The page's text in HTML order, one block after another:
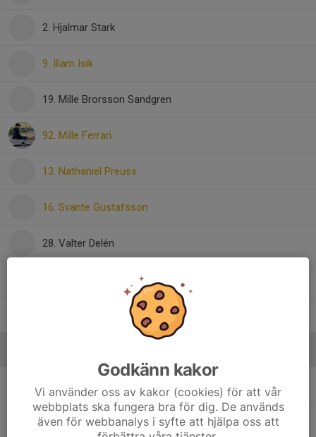
2. Hjalmar Stark
9. Iliam Isik
19. Mille Brorsson Sandgren
92. Mille Ferrari
13. Nathaniel Preuss
16. Svante Gustafsson
28. Valter Delén
12. William Elmengren
Markus IsikLedare
Godkänn kakor
Vi använder oss av kakor (cookies) för att vår
webbplats ska fungera bra för dig. De används
även för webbanalys i syfte att hjälpa oss att